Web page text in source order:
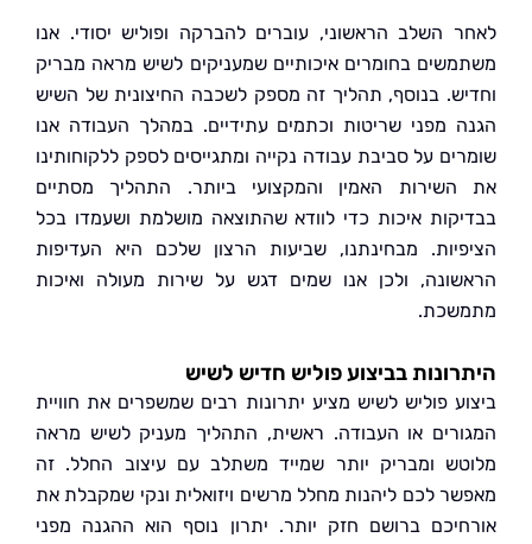
השלב הראשוני, עוברים להברקה ופוליש יסודי. אנו
בחומרים איכותיים שמעניקים לשיש מראה מבריק
בנוסף, תהליך זה מספק לשכבה החיצונית של השיש
מפני שריטות וכתמים עתידיים. במהלך העבודה אנו
על סביבת עבודה נקייה ומתגייסים לספק ללקוחותינו
האמין והמקצועי ביותר. התהליך מסתיים
איכות כדי לוודא שהתוצאה מושלמת ושעמדו בכל
מבחינתנו, שביעות הרצון שלכם היא העדיפות
ולכן אנו שמים דגש על שירות מעולה ואיכות
בביצוע פוליש חדיש לשיש
פוליש לשיש מציע יתרונות רבים שמשפרים את חוויית
או העבודה. ראשית, התהליך מעניק לשיש מראה
ומבריק יותר שמייד משתלב עם עיצוב החלל. זה
לכם ליהנות מחלל מרשים ויזואלית ונקי שמקבלת את
ברושם חזק יותר. יתרון נוסף הוא ההגנה מפני